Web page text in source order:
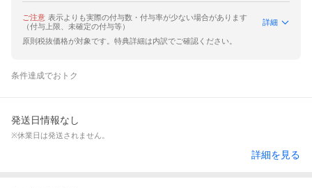
ご注意 表示よりも実際の付与数・付与率が少ない場合があります
（付与上限、未確定の付与等）
詳細
原則税抜価格が対象です。特典詳細は内訳でご確認ください。
条件達成でおトク
発送日情報なし
※休業日は発送されません。
詳細を見る